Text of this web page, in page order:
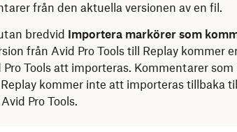
från den aktuella versionen av en fil.
bredvid Importera markörer som
från Avid Pro Tools till Replay kommer
Tools att importeras. Kommentarer
kommer inte att importeras tillbaka
Pro Tools.